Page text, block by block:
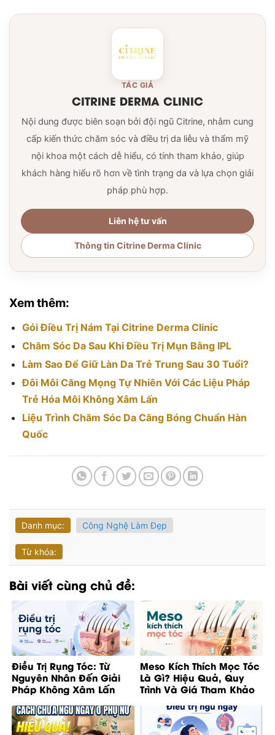
TÁC GIẢ
CITRINE DERMA CLINIC
Nội dung được biên soạn bởi đội ngũ Citrine, nhằm cung
cấp kiến thức chăm sóc và điều trị da liễu và thẩm mỹ
nội khoa một cách dễ hiểu, có tính tham khảo, giúp
khách hàng hiểu rõ hơn về tình trạng da và lựa chọn giải
pháp phù hợp.
Liên hệ tư vấn
Thông tin Citrine Derma Clinic
Xem thêm:
Gói Điều Trị Nám Tại Citrine Derma Clinic
Chăm Sóc Da Sau Khi Điều Trị Mụn Bằng IPL
Làm Sao Để Giữ Làn Da Trẻ Trung Sau 30 Tuổi?
Đôi Môi Căng Mọng Tự Nhiên Với Các Liệu Pháp
Trẻ Hóa Môi Không Xâm Lấn
Liệu Trình Chăm Sóc Da Căng Bóng Chuẩn Hàn
Quốc
Danh mục: Công Nghệ Làm Đẹp
Từ khóa:
Bài viết cùng chủ đề:
Điều Trị Rụng Tóc: Từ
Nguyên Nhân Đến Giải
Pháp Không Xâm Lấn
Meso Kích Thích Mọc Tóc
Là Gì? Hiệu Quả, Quy
Trình Và Giá Tham Khảo